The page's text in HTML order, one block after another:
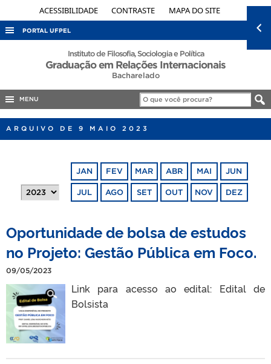
ACESSIBILIDADE CONTRASTE MAPA DO SITE
PORTAL UFPEL
ACESSO À INFORMAÇÃO
PORTARIAS
Instituto de Filosofia, Sociologia e Política
Graduação em Relações Internacionais
Bacharelado
MENU
ARQUIVO DE 9 MAIO 2023
JAN FEV MAR ABR MAI JUN
JUL AGO SET OUT NOV DEZ
Oportunidade de bolsa de estudos
no Projeto: Gestão Pública em Foco.
09/05/2023
Link para acesso ao edital: Edital de
Bolsista